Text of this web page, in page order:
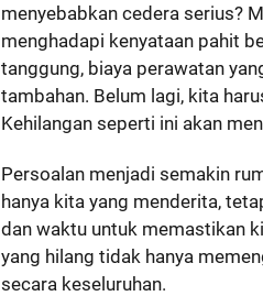
menyebabkan cedera serius?
menghadapi kenyataan pahit
tanggung, biaya perawatan
tambahan. Belum lagi, kita
Kehilangan seperti ini akan
Persoalan menjadi semakin
hanya kita yang menderita,
dan waktu untuk memastikan
yang hilang tidak hanya
secara keseluruhan.